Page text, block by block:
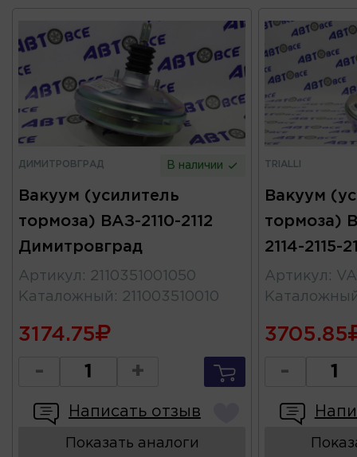
ДИМИТРОВГРАД В наличии
Вакуум (усилитель
тормоза) ВАЗ-2110-2112
Димитровград
Артикул : 2110351001050
Каталожный : 211003510010
3174.75
- +
Написать отзыв
Показать аналоги
TRIALLI
Вакуум
тормоза)
2114-2115-
Артикул :
3705.85
-